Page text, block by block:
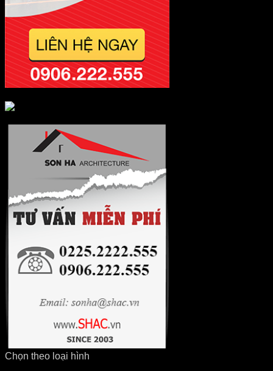
Chọn theo loại hình